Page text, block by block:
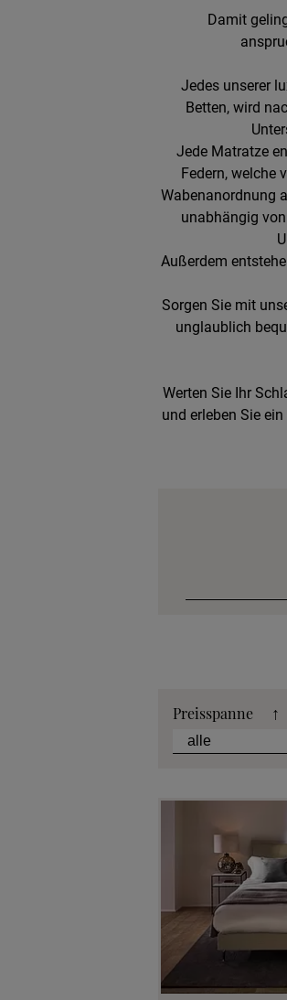
Damit
Jedes unserer
Betten, wird
Jede Matratze
Federn, welche
Wabenanordnung
unabhängig
Außerdem
Sorgen Sie mit
unglaublich
Werten Sie Ihr
und erleben Sie
Preisspanne ↑